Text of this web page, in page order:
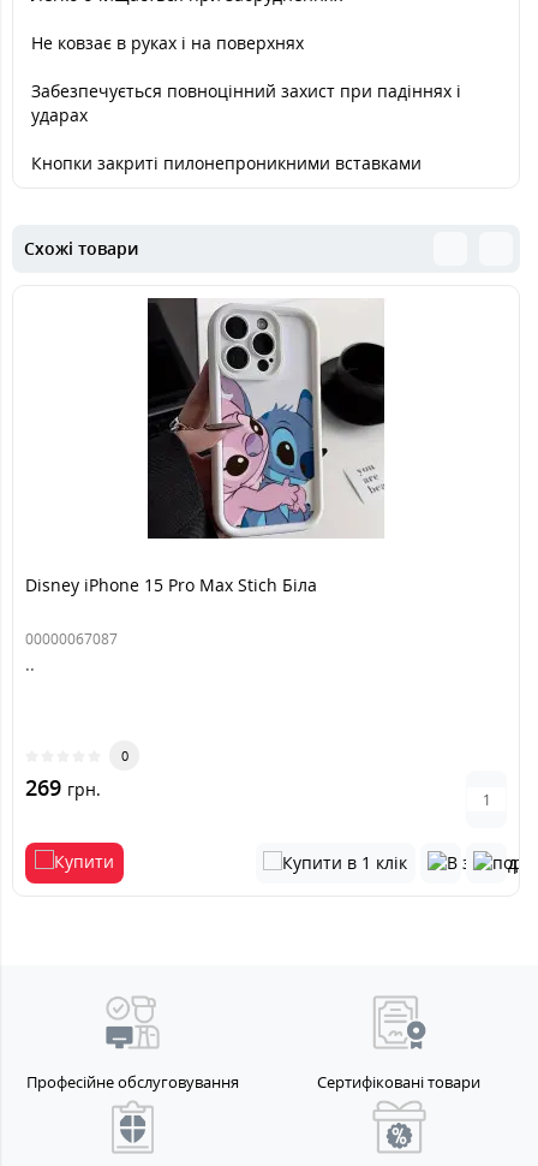
Не ковзає в руках і на поверхнях
Забезпечується повноцінний захист при падіннях і
ударах
Кнопки закриті пилонепроникними вставками
Схожі товари
Disney iPhone 15 Pro Max Stich Біла
00000067087
..
0
269 грн.
Професійне обслуговування Сертифіковані товари